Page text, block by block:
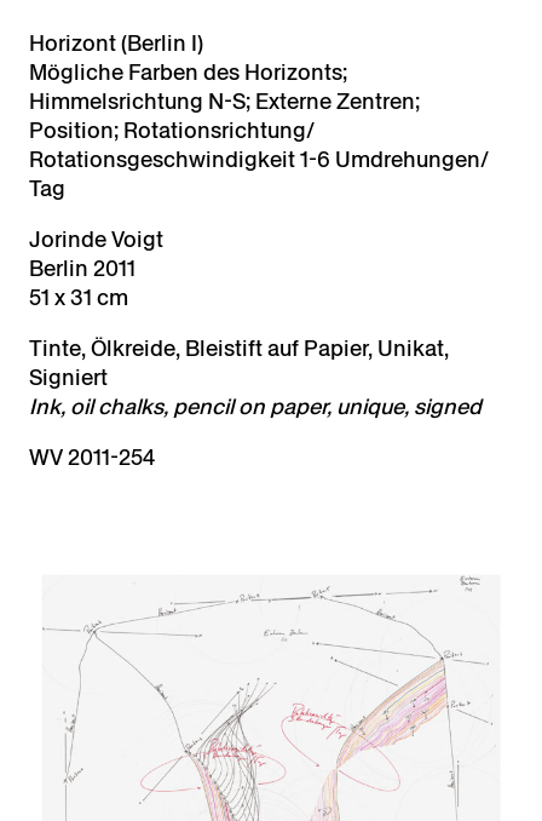
Horizont (Berlin I)
Mögliche Farben des Horizonts;
Himmelsrichtung N-S; Externe Zentren;
Position; Rotationsrichtung/
Rotationsgeschwindigkeit 1-6 Umdrehungen/
Tag
Jorinde Voigt
Berlin 2011
51 x 31 cm
Tinte, Ölkreide, Bleistift auf Papier, Unikat,
Signiert
Ink, oil chalks, pencil on paper, unique, signed
WV 2011-254